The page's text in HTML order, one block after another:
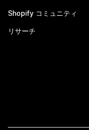
Shopify コミュニティ
リサーチ